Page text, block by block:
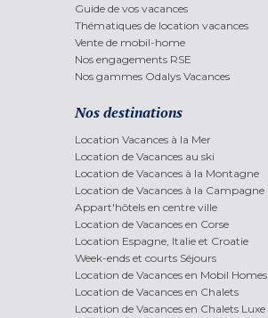
Guide de vos vacances
Thématiques de location vacances
Vente de mobil-home
Nos engagements RSE
Nos gammes Odalys Vacances
Nos destinations
Location Vacances à la Mer
Location de Vacances au ski
Location de Vacances à la Montagne
Location de Vacances à la Campagne
Appart'hôtels en centre ville
Location de Vacances en Corse
Location Espagne, Italie et Croatie
Week-ends et courts Séjours
Location de Vacances en Mobil Homes
Location de Vacances en Chalets
Location de Vacances en Chalets Luxe